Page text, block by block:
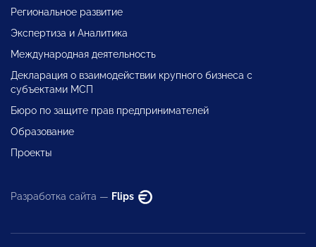
Региональное развитие
Экспертиза и Аналитика
Международная деятельность
Декларация о взаимодействии крупного бизнеса с
субъектами МСП
Бюро по защите прав предпринимателей
Образование
Проекты
Разработка сайта — Flips